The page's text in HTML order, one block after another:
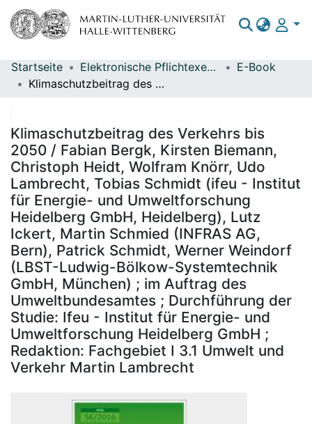
Bereiche & Sammlungen
Statistiken
Startseite Elektronische Pflichtexemplare
E-Book
Klimaschutzbeitrag des Verkehrs bis 2050 / Fabian Bergk, Kirsten Biemann, Christoph Heidt, Wolfram Knörr, Udo Lambrecht, Tobias Schmidt (ifeu - Institut für Energie- und Umweltforschung Heidelberg GmbH, Heidelberg), Lutz Ickert, Martin Schmied (INFRAS AG, Bern), Patrick Schmidt, Werner Weindorf (LBST-Ludwig-Bölkow-Systemtechnik GmbH, München) ; im Auftrag des Umweltbundesamtes ; Durchführung der Studie: Ifeu - Institut für Energie- und Umweltforschung Heidelberg GmbH ; Redaktion: Fachgebiet I 3.1 Umwelt und Verkehr Martin Lambrecht
Klimaschutzbeitrag des Verkehrs bis
2050 / Fabian Bergk, Kirsten Biemann,
Christoph Heidt, Wolfram Knörr, Udo
Lambrecht, Tobias Schmidt (ifeu - Institut
für Energie- und Umweltforschung
Heidelberg GmbH, Heidelberg), Lutz
Ickert, Martin Schmied (INFRAS AG,
Bern), Patrick Schmidt, Werner Weindorf
(LBST-Ludwig-Bölkow-Systemtechnik
GmbH, München) ; im Auftrag des
Umweltbundesamtes ; Durchführung der
Studie: Ifeu - Institut für Energie- und
Umweltforschung Heidelberg GmbH ;
Redaktion: Fachgebiet I 3.1 Umwelt und
Verkehr Martin Lambrecht